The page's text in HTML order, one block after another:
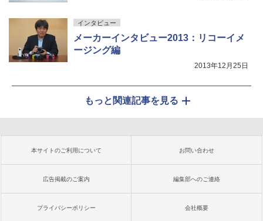
インタビュー
メーカーインタビュー2013：リコーイメ
ージング編
2013年12月25日
もっと関連記事を見る
本サイトのご利用について お問い合わせ
広告掲載のご案内 編集部へのご連絡
プライバシーポリシー 会社概要